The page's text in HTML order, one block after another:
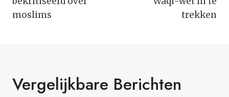
moslims
trekken
Vergelijkbare Berichten